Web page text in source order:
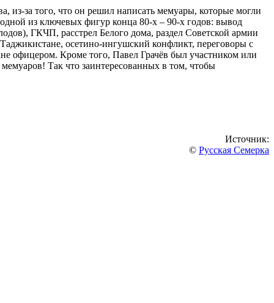
из-за того, что он решил написать мемуары, которые могли
из ключевых фигур конца 80-х – 90-х годов: вывод
ГКЧП, расстрел Белого дома, раздел Советской армии
осетино-ингушский конфликт, переговоры с
офицером. Кроме того, Павел Грачёв был участником или
Так что заинтересованных в том, чтобы
Источник:
© Русская Семерка